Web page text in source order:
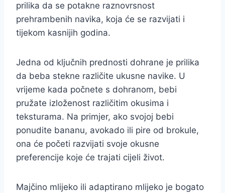
prilika da se potakne raznovrsnost
prehrambenih navika, koja će se razvijati i
tijekom kasnijih godina.
Jedna od ključnih prednosti dohrane je prilika
da beba stekne različite ukusne navike. U
vrijeme kada počnete s dohranom, bebi
pružate izloženost različitim okusima i
teksturama. Na primjer, ako svojoj bebi
ponudite bananu, avokado ili pire od brokule,
ona će početi razvijati svoje okusne
preferencije koje će trajati cijeli život.
Majčino mlijeko ili adaptirano mlijeko je bogato